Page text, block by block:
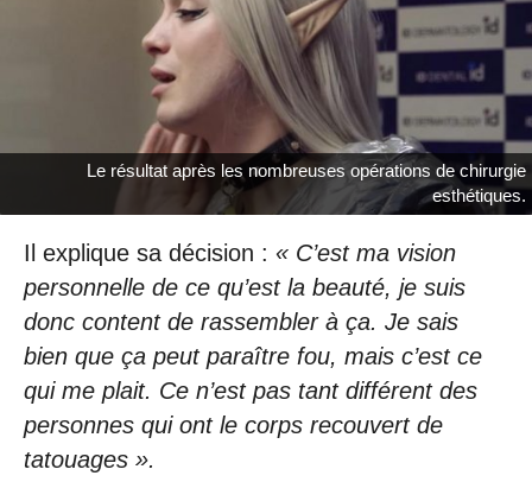
Le résultat après les nombreuses opérations de chirurgie
esthétiques.
Il explique sa décision : « C’est ma vision
personnelle de ce qu’est la beauté, je suis
donc content de rassembler à ça. Je sais
bien que ça peut paraître fou, mais c’est ce
qui me plait. Ce n’est pas tant différent des
personnes qui ont le corps recouvert de
tatouages ».